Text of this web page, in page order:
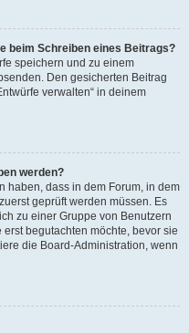
beim Schreiben eines Beitrags?
speichern und zu einem
Den gesicherten Beitrag
verwalten“ in deinem
werden?
haben, dass in dem Forum, in dem
geprüft werden müssen. Es
zu einer Gruppe von Benutzern
begutachten möchte, bevor sie
die Board-Administration, wenn